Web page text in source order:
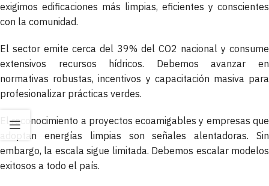
exigimos edificaciones más limpias, eficientes y conscientes
con la comunidad.
El sector emite cerca del 39% del CO2 nacional y consume
extensivos recursos hídricos. Debemos avanzar en
normativas robustas, incentivos y capacitación masiva para
profesionalizar prácticas verdes.
El reconocimiento a proyectos ecoamigables y empresas que
adoptan energías limpias son señales alentadoras. Sin
embargo, la escala sigue limitada. Debemos escalar modelos
exitosos a todo el país.